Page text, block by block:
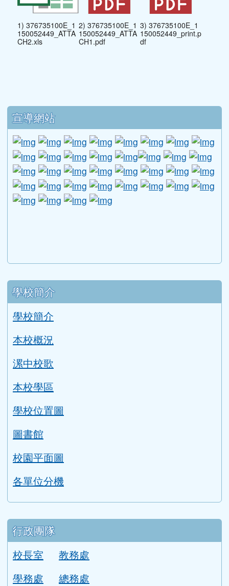
1) 376735100E_1
150052449_ATTA
CH2.xls
2) 376735100E_1
150052449_ATTA
CH1.pdf
3) 376735100E_1
150052449_print.p
df
下中區域內容
宣導網站
link to http://www.guide.edu.tw/
link to http://www.csptc.gov.tw/ \
link to http://enc.moe.edu.tw/ \
link to https://link to https://link to https://
link to
link to http://edufund.cyut.edu.tw \
link to http://link to https://www.ptskids.tw/ \
link to http://
link to http://link to http://
link to
link to http://1950.tycg.gov.tw/ \
link to http://www.e-quit.org/ \
link to http://www.hpa.gov.tw/
link to http://link to http://goo.gl/
link to http://
link to
link to http://www.2017twccprcescr.tw/
link to http://http://ifi.immigration.gov.tw/
link to https://i.win.org.tw/iWIN/
link to https://
link to http://link to https://
link to https://
link to
link to
link to https://dep.mohw.gov.tw/DOMHAOH/lp-3560-
link to https://dep.mohw.gov.tw/DOMHAOH/cp-
link to http://sgcc.tyc.edu.tw/tycsgcc/ \
link to =\ https://learning.swcb.gov.tw/
link to http://
左邊區域內容
學校簡介
學校簡介
本校概況
漯中校歌
本校學區
學校位置圖
圖書館
校園平面圖
各單位分機
行政團隊
校長室
教務處
學務處
總務處